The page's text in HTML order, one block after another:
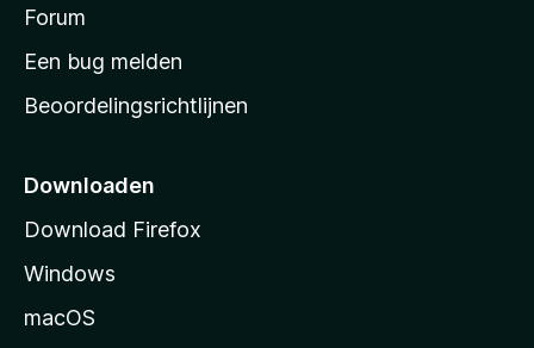
s
t
r
p
g
i
Forum
Een bug melden
Beoordelingsrichtlijnen
Downloaden
Download Firefox
Windows
macOS